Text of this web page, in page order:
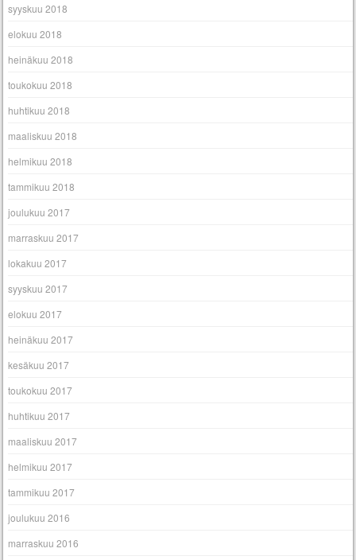
syyskuu 2018
elokuu 2018
heinäkuu 2018
toukokuu 2018
huhtikuu 2018
maaliskuu 2018
helmikuu 2018
tammikuu 2018
joulukuu 2017
marraskuu 2017
lokakuu 2017
syyskuu 2017
elokuu 2017
heinäkuu 2017
kesäkuu 2017
toukokuu 2017
huhtikuu 2017
maaliskuu 2017
helmikuu 2017
tammikuu 2017
joulukuu 2016
marraskuu 2016